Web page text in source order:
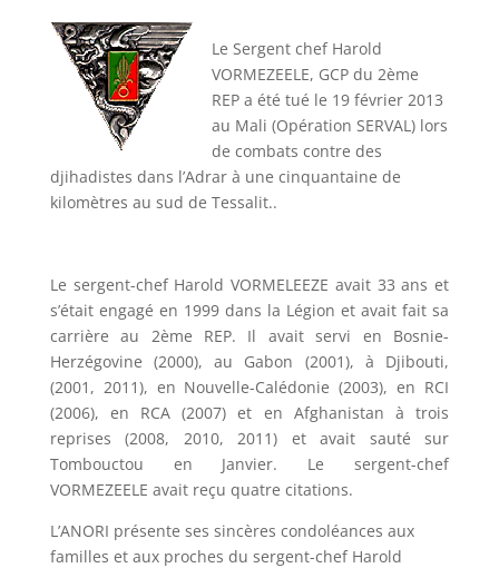
Le Sergent chef Harold
VORMEZEELE, GCP du 2ème
REP a été tué le 19 février 2013
au Mali (Opération SERVAL) lors
de combats contre des
djihadistes dans l’Adrar à une cinquantaine de
kilomètres au sud de Tessalit..
Le sergent-chef Harold VORMELEEZE avait 33 ans et
s’était engagé en 1999 dans la Légion et avait fait sa
carrière au 2ème REP. Il avait servi en Bosnie-
Herzégovine (2000), au Gabon (2001), à Djibouti,
(2001, 2011), en Nouvelle-Calédonie (2003), en RCI
(2006), en RCA (2007) et en Afghanistan à trois
reprises (2008, 2010, 2011) et avait sauté sur
Tombouctou en Janvier. Le sergent-chef
VORMEZEELE avait reçu quatre citations.
L’ANORI présente ses sincères condoléances aux
familles et aux proches du sergent-chef Harold